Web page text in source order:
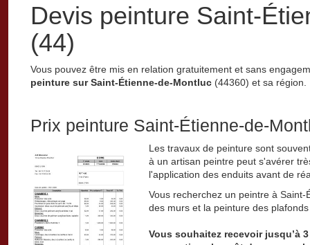
Devis peinture Saint-
(44)
Vous pouvez être mis en relation gratuitement et sans
peinture sur Saint-Étienne-de-Montluc (44360) et sa région.
Prix peinture Saint-Étienne-de-
Les travaux de peinture sont
à un artisan peintre peut s'avérer
l'application des enduits avant de
Vous recherchez un peintre à
des murs et la peinture des
Vous souhaitez recevoir jusqu’à